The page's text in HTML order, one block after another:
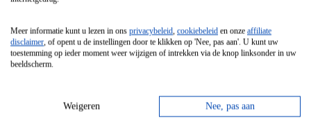
Vrijstaande Magnetron
Vrijstaande Kookplaat
Inbouw Gaskookplaat
Meer informatie kunt u lezen in ons privacybeleid, cookiebeleid en onze affiliate
disclaimer, of opent u de instellingen door te klikken op 'Nee, pas aan'. U kunt uw
toestemming op ieder moment weer wijzigen of intrekken via de knop linksonder in uw
beeldscherm.
Weigeren Nee, pas aan